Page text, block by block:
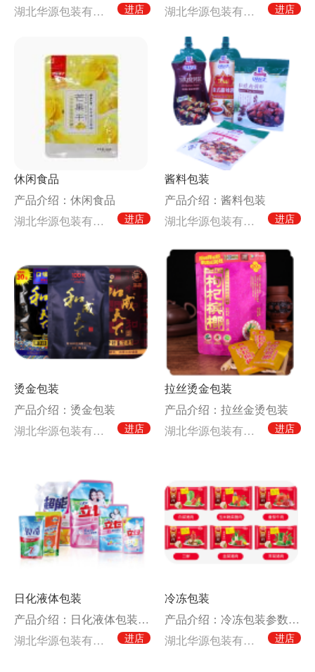
湖北华源包装有限公司
进店
湖北华源包装有限公司
进店
休闲食品
产品介绍：休闲食品
湖北华源包装有限公司
进店
酱料包装
产品介绍：酱料包装
湖北华源包装有限公司
进店
烫金包装
产品介绍：烫金包装
湖北华源包装有限公司
进店
拉丝烫金包装
产品介绍：拉丝金烫包装
湖北华源包装有限公司
进店
日化液体包装
产品介绍：日化液体包装参数材料结构PET/PA/PE水蒸气透过率5以下氧气透过率50以下特
湖北华源包装有限公司
进店
冷冻包装
产品介绍：冷冻包装参数材料结构PA/PE水蒸气透过率10左右氧气透过率50左右特点耐冷冻性
湖北华源包装有限公司
进店